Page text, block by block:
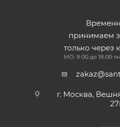
принимаем
только через
МО: 9:00 до 18:00
г. Москва,